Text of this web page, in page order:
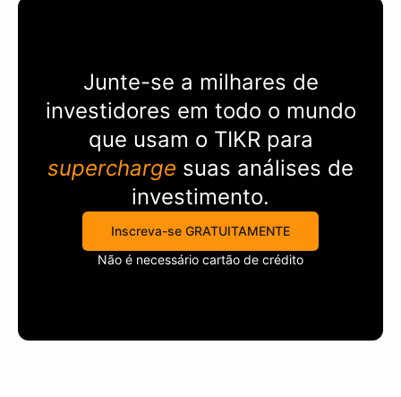
Junte-se a milhares de
investidores em todo o mundo
que usam o TIKRpara
supercharge suas análises de
investimento.
Inscreva-se GRATUITAMENTE
Não é necessário cartão de crédito